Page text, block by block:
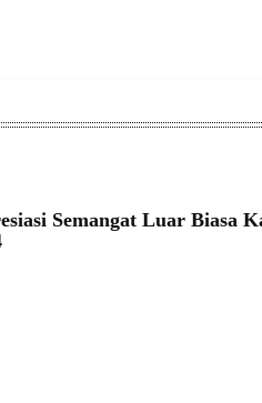
Semangat Luar Biasa